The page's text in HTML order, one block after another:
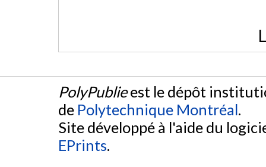
PolyPublieest le dépôt
de Polytechnique Montréal.
Site développé à l'aide du
EPrints.